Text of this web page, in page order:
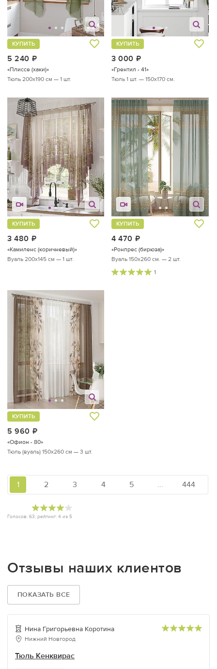
5 240
КУПИТЬ
«Плиссе (хаки)»
Тюль 200х190 см — 1 шт.
3 000
КУПИТЬ
«Грентил - 41»
Тюль 1 шт. — 150х170 см.
3 480
КУПИТЬ
«Камиленс (коричневый)»
Вуаль 200х145 см — 1 шт.
4 470
КУПИТЬ
«Ронпрес (бирюза)»
Вуаль 150х260 см. — 2 шт.
1
5 960
КУПИТЬ
«Офион - 80»
Тюль (вуаль) 150х260 см — 3 шт.
Голосов: 63, рейтинг: 4 из 5
1 2 3 4 5 ... 444
Отзывы наших клиентов
ПОКАЗАТЬ ВСЕ
Нина Григорьевна Коротина
Нижний Новгород
Тюль Кенквирас